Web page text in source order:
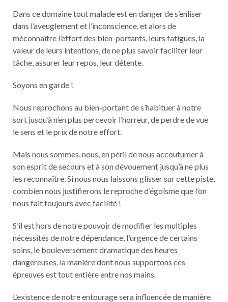
Dans ce domaine tout malade est en danger de s’enliser
dans l’aveuglement et l’inconscience, et alors de
méconnaître l’effort des bien-portants, leurs fatigues, la
valeur de leurs intentions, de ne plus savoir faciliter leur
tâche, assurer leur repos, leur détente.
Soyons en garde !
Nous reprochons au bien-portant de s’habituer à notre
sort jusqu’à n’en plus percevoir l’horreur, de perdre de vue
le sens et le prix de notre effort.
Mais nous sommes, nous, en péril de nous accoutumer à
son esprit de secours et à son dévouement jusqu’à ne plus
les reconnaître. Si nous nous laissons glisser sur cette piste,
combien nous justifierons le reproche d’égoïsme que l’on
nous fait toujours avec facilité !
S’il est hors de notre pouvoir de modifier les multiples
nécessités de notre dépendance, l’urgence de certains
soins, le bouleversement dramatique des heures
dangereuses, la manière dont nous supportons ces
épreuves est tout entière entre nos mains.
L’existence de notre entourage sera influencée de manière